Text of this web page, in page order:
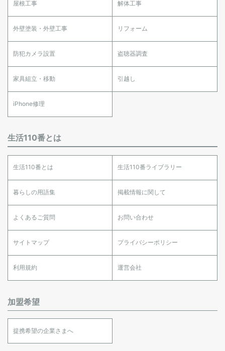
屋根工事 解体工事
外壁塗装・外壁工事 リフォーム
防犯カメラ設置 盗聴器調査
家具組立・移動 引越し
iPhone修理
生活110番とは
生活110番とは 生活110番ライブラリー
暮らしの用語集 掲載情報に関して
よくあるご質問 お問い合わせ
サイトマップ プライバシーポリシー
利用規約 運営会社
加盟希望
提携希望の企業さまへ